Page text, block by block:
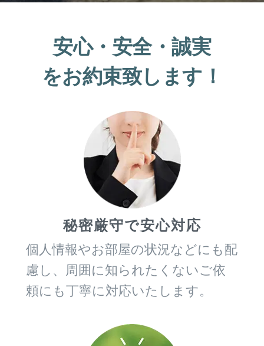
安心・安全・誠実
をお約束致します！
秘密厳守で安心対応
個人情報やお部屋の状況などにも配
慮し、周囲に知られたくないご依
頼にも丁寧に対応いたします。